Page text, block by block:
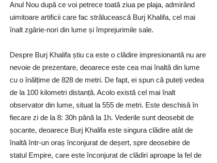
Anul Nou după ce voi petrece toată ziua pe plaja, admirând
uimitoare artificii care fac strălucească Burj Khalifa, cel mai
înalt zgârie-nori din lume și împrejurimile sale.
Despre Burj Khalifa știu ca este o clădire impresionantă nu are
nevoie de prezentare, deoarece este cea mai înaltă din lume
cu o înălțime de 828 de metri. De fapt, ei spun că puteți vedea
de la 100 kilometri distanță. Acolo există cel mai înalt
observator din lume, situat la 555 de metri. Este deschisă în
fiecare zi de la 8: 30h până la 1h. Vederile sunt deosebit de
șocante, deoarece Burj Khalifa este singura clădire atât de
înaltă într-un oraș înconjurat de deșert, spre deosebire de
statul Empire, care este înconjurat de clădiri aproape la fel de